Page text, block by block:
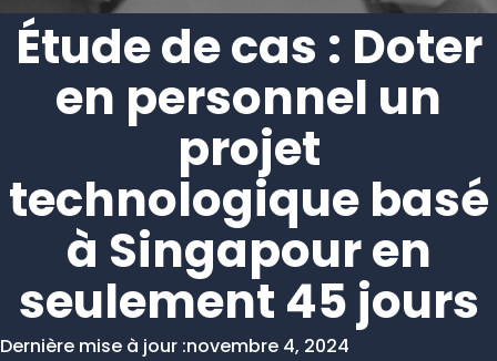
Étude de cas : Doter
en personnel un
projet
technologique basé
à Singapour en
seulement 45 jours
Dernière mise à jour :novembre 4, 2024